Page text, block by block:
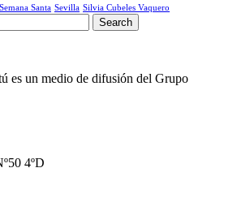
Semana Santa Sevilla Silvia Cubeles Vaquero
es un medio de difusión del Grupo
4ºD